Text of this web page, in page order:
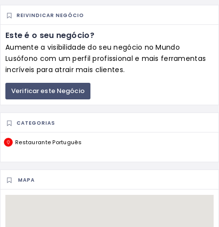
REIVINDICAR NEGÓCIO
Este é o seu negócio?
Aumente a visibilidade do seu negócio no Mundo
Lusófono com um perfil profissional e mais ferramentas
incríveis para atrair mais clientes.
Verificar este Negócio
CATEGORIAS
Restaurante Português
MAPA